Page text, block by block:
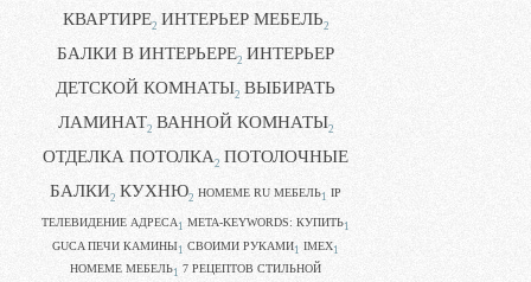
КВАРТИРЕ2 ИНТЕРЬЕР МЕБЕЛЬ2
БАЛКИ В ИНТЕРЬЕРЕ2 ИНТЕРЬЕР
ДЕТСКОЙ КОМНАТЫ2 ВЫБИРАТЬ
ЛАМИНАТ2 ВАННОЙ КОМНАТЫ2
ОТДЕЛКА ПОТОЛКА2 ПОТОЛОЧНЫЕ
БАЛКИ2 КУХНЮ2 HOMEME RU МЕБЕЛЬ1 IP
ТЕЛЕВИДЕНИЕ АДРЕСА 1 META-KEYWORDS: КУПИТЬ1
GUCA ПЕЧИ КАМИНЫ1 CВОИМИ РУКАМИ1 IMEX1
HOMEME МЕБЕЛЬ1 7 РЕЦЕПТОВ СТИЛЬНОЙ